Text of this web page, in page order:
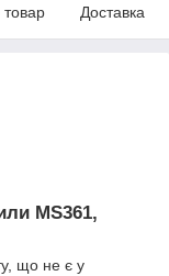
товар Доставка
MS361,
що не є у